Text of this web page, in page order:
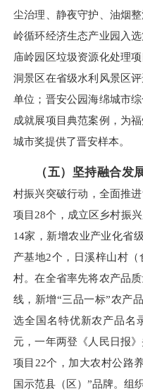
尘治理、静夜守护、油烟
岭循环经济生态产业园入
庙岭园区垃圾资源化处理
洞景区在省级水利风景区
单位；晋安公园海绵城市
成就展项目典范案例，为
城市奖提供了晋安样本。
（五）坚持融合发
村振兴突破行动，全面推
项目28个，成立区乡村振
14家，新增农业产业化省
产基地2个，日溪梓山村
村。在全省率先将农产品
线，新增“三品一标”农产
选全国名特优新农产品名
元，一年两登《人民日报
项目22个，加大农村公路
国示范县（区）”品牌。组